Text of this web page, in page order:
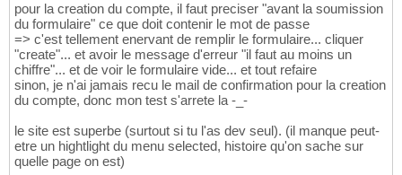
pour la creation du compte, il faut preciser "avant la soumission
du formulaire" ce que doit contenir le mot de passe
=> c'est tellement enervant de remplir le formulaire... cliquer
"create"... et avoir le message d'erreur "il faut au moins un
chiffre"... et de voir le formulaire vide... et tout refaire
sinon, je n'ai jamais recu le mail de confirmation pour la creation
du compte, donc mon test s'arrete la -_-
le site est superbe (surtout si tu l'as dev seul). (il manque peut-
etre un hightlight du menu selected, histoire qu'on sache sur
quelle page on est)